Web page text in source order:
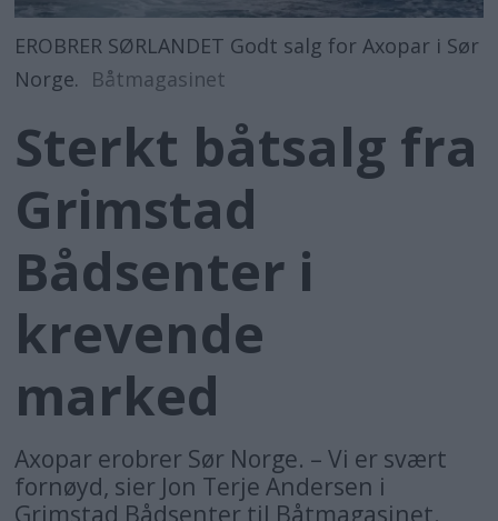
EROBRER SØRLANDET Godt salg for Axopar i Sør
Norge.
Båtmagasinet
Sterkt båtsalg fra
Grimstad
Bådsenter i
krevende
marked
Axopar erobrer Sør Norge. – Vi er svært
fornøyd, sier Jon Terje Andersen i
Grimstad Bådsenter til Båtmagasinet.